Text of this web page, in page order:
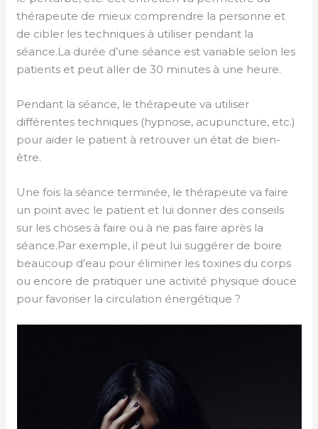
thérapeute de mieux comprendre la personne et
de cibler les techniques à utiliser pendant la
séance.La durée d’une séance est variable selon les
patients et peut aller de 30 minutes à une heure.
Pendant la séance, le thérapeute va utiliser
différentes techniques (hypnose, acupuncture, etc.)
pour aider le patient à retrouver un état de bien-
être.
Une fois la séance terminée, le thérapeute va faire
un point avec le patient et lui donner des conseils
sur les choses à faire ou à ne pas faire après la
séance.Par exemple, il peut lui suggérer de boire
beaucoup d’eau pour éliminer les toxines du corps
ou encore de pratiquer une activité physique douce
pour favoriser la circulation énergétique ?